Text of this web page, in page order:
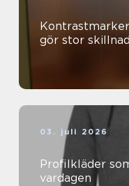
gör stor skillnad
03. juli 2026
Profilkläder
vardagen